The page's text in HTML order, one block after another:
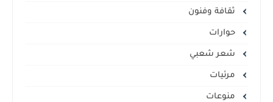
ثقافة وفنون
حوارات
شعر شعبي
مرئيات
منوعات